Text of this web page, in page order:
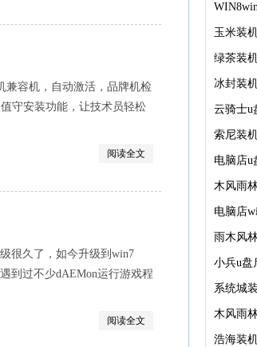
兼容机，自动激活，品牌机检
守安装功能，让技术员轻松
阅读全文
很久了，如今升级到win7
到过不少dAEMon运行游戏程
阅读全文
玉米装
绿茶装
冰封装
云骑士u
索尼装
电脑店u
木风雨
电脑店
雨木风
小兵u盘
系统城
木风雨
浩海装